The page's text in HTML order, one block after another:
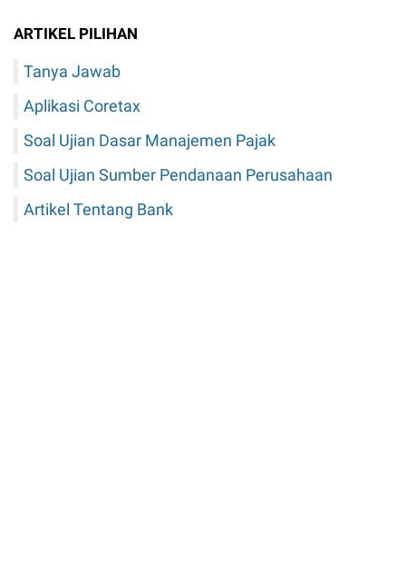
ARTIKEL PILIHAN
Tanya Jawab
Aplikasi Coretax
Soal Ujian Dasar Manajemen Pajak
Soal Ujian Sumber Pendanaan Perusahaan
Artikel Tentang Bank